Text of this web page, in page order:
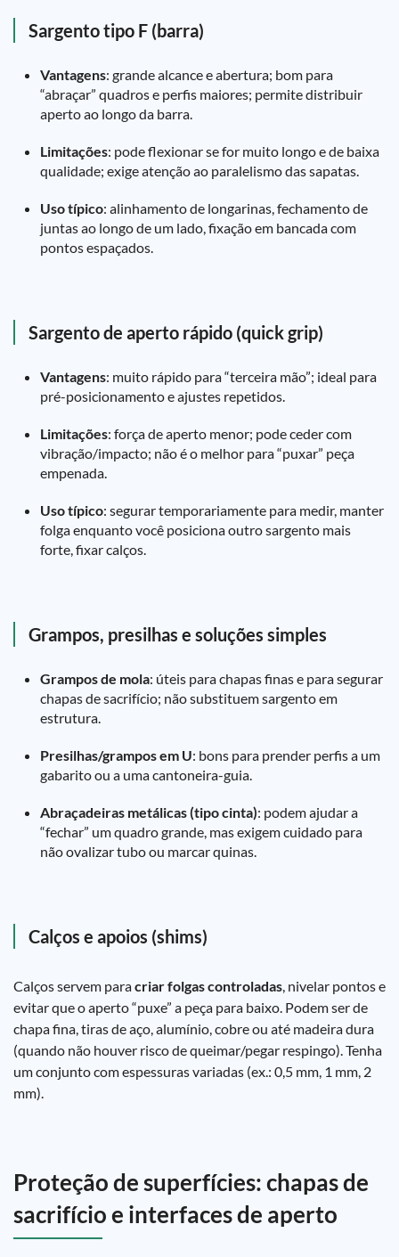
Sargento tipo F (barra)
Vantagens: grande alcance e abertura; bom para
“abraçar” quadros e perfis maiores; permite distribuir
aperto ao longo da barra.
Limitações: pode flexionar se for muito longo e de baixa
qualidade; exige atenção ao paralelismo das sapatas.
Uso típico: alinhamento de longarinas, fechamento de
juntas ao longo de um lado, fixação em bancada com
pontos espaçados.
Sargento de aperto rápido (quick grip)
Vantagens: muito rápido para “terceira mão”; ideal para
pré-posicionamento e ajustes repetidos.
Limitações: força de aperto menor; pode ceder com
vibração/impacto; não é o melhor para “puxar” peça
empenada.
Uso típico: segurar temporariamente para medir, manter
folga enquanto você posiciona outro sargento mais
forte, fixar calços.
Grampos, presilhas e soluções simples
Grampos de mola: úteis para chapas finas e para segurar
chapas de sacrifício; não substituem sargento em
estrutura.
Presilhas/grampos em U: bons para prender perfis a um
gabarito ou a uma cantoneira-guia.
Abraçadeiras metálicas (tipo cinta): podem ajudar a
“fechar” um quadro grande, mas exigem cuidado para
não ovalizar tubo ou marcar quinas.
Calços e apoios (shims)
Calços servem paracriar folgas controladas, nivelar pontos e
evitar que o aperto “puxe” a peça para baixo. Podem ser de
chapa fina, tiras de aço, alumínio, cobre ou até madeira dura
(quando não houver risco de queimar/pegar respingo). Tenha
um conjunto com espessuras variadas (ex.: 0,5 mm, 1 mm, 2
mm).
Proteção de superfícies: chapas de
sacrifício e interfaces de aperto